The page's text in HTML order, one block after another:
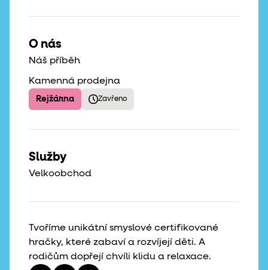
Tvoříme unikátní smyslové certifikované
hračky, které zabaví a rozvíjejí děti. A
rodičům dopřejí chvíli klidu a relaxace.
O nás
Náš příběh
Kamenná prodejna
Rejžárna Zavřeno
Služby
Velkoobchod